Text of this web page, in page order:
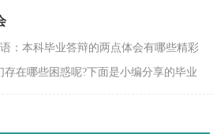
：本科毕业答辩的两点体会有哪些精彩
存在哪些困惑呢?下面是小编分享的毕业